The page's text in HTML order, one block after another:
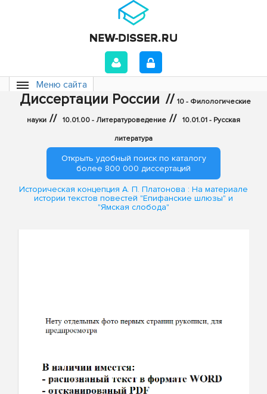
Меню сайта
Диссертации России // 10 - Филологические
науки // 10.01.00 - Литературоведение // 10.01.01 - Русская
литература
Открыть удобный поиск по каталогу
более 800 000 диссертаций
Историческая концепция А. П. Платонова : На материале
истории текстов повестей "Епифанские шлюзы" и
"Ямская слобода"